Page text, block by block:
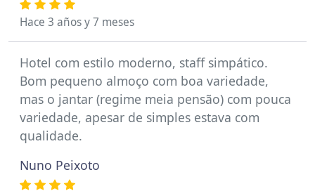
Hace 3 años y 7 meses
Hotel com estilo moderno, staff simpático.
Bom pequeno almoço com boa variedade,
mas o jantar (regime meia pensão) com pouca
variedade, apesar de simples estava com
qualidade.
Nuno Peixoto